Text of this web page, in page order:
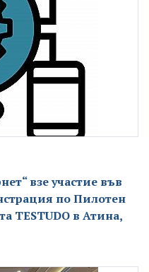
взе участие във
по Пилотен
TESTUDO в Атина,